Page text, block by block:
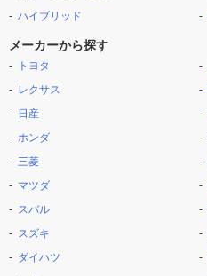
ハイブリッド
メーカーから探す
トヨタ
レクサス
日産
ホンダ
三菱
マツダ
スバル
スズキ
ダイハツ